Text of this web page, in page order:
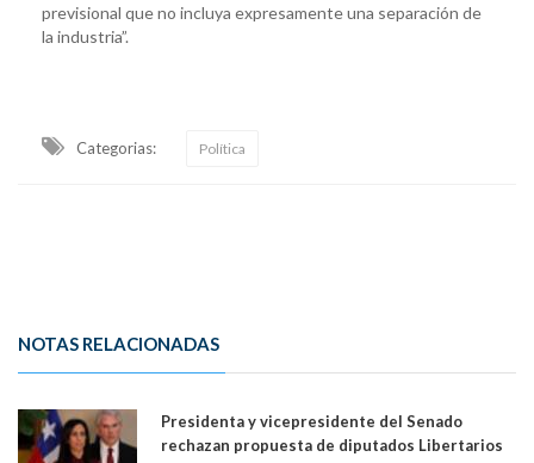
previsional que no incluya expresamente una separación de
la industria”.
Categorias: Política
NOTAS RELACIONADAS
Presidenta y vicepresidente del Senado
rechazan propuesta de diputados Libertarios